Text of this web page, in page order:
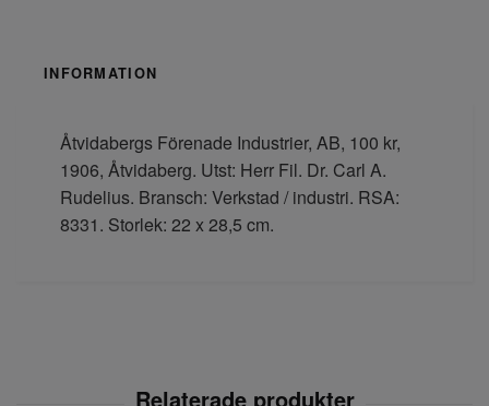
INFORMATION
Åtvidabergs Förenade Industrier, AB, 100 kr,
1906, Åtvidaberg. Utst: Herr Fil. Dr. Carl A.
Rudelius. Bransch: Verkstad / industri. RSA:
8331. Storlek: 22 x 28,5 cm.